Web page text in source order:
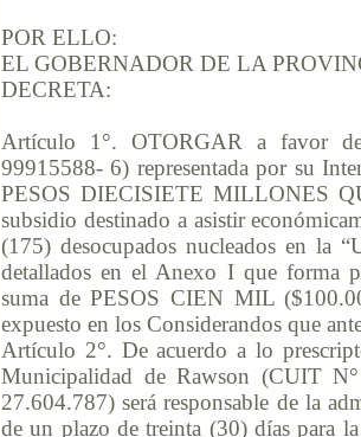
POR ELLO:
EL GOBERNADOR DE LA
DECRETA:
Artículo 1°. OTORGAR a favor
99915588- 6) representada por su
PESOS DIECISIETE MILLONES
subsidio destinado a asistir
(175) desocupados nucleados en la
detallados en el Anexo I que forma
suma de PESOS CIEN MIL
expuesto en los Considerandos que
Artículo 2°. De acuerdo a lo
Municipalidad de Rawson (CUIT
27.604.787) será responsable de la
de un plazo de treinta (30) días para